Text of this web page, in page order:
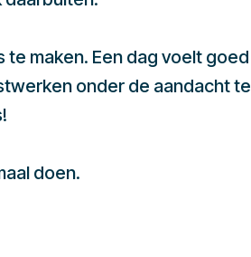
maken. Een dag voelt goed
onder de aandacht te
doen.